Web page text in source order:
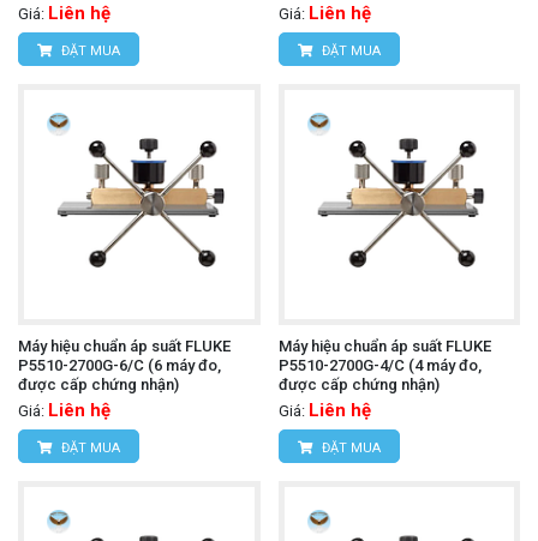
Giá: Liên hệ
ĐẶT MUA
Giá: Liên hệ
ĐẶT MUA
Máy hiệu chuẩn áp suất FLUKE
P5510-2700G-6/C (6 máy đo,
được cấp chứng nhận)
Giá: Liên hệ
ĐẶT MUA
Máy hiệu chuẩn áp suất FLUKE
P5510-2700G-4/C (4 máy đo,
được cấp chứng nhận)
Giá: Liên hệ
ĐẶT MUA